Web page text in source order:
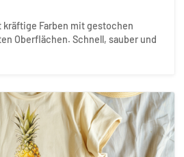
kräftige Farben mit gestochen
Oberflächen. Schnell, sauber und